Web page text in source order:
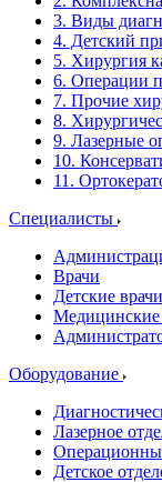
3. Виды
4. Детский
5. Хирургия
6. Операции
7. Прочие
8.
9. Лазерные
10.
11.
Специалисты
Врачи
Детские врачи
Медицинские
Оборудование
Лазерное
Детское